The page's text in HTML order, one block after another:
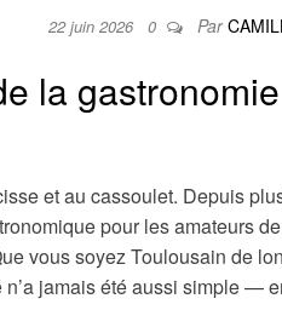
22 juin 2026 0 Par
la
et au cassoulet. Depuis
pour les amateurs
vous soyez Toulousain de
n’a jamais été aussi simple —